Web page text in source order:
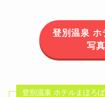
登別温泉 ホ
写
登別温泉 ホテルまほろ